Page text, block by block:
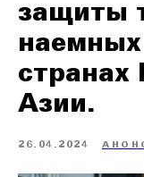
защиты
странах
Азии.
26.04.2024